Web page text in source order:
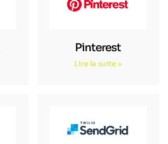
Pinterest
Lire la suite »